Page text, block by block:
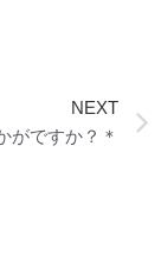
NEXT
がですか？＊